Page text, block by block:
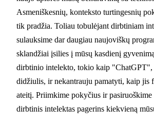
Asmeniškesnių, konteksto turtingesnių
tik pradžia. Toliau tobulėjant dirbtiniam
sulauksime dar daugiau naujoviškų
sklandžiai įsilies į mūsų kasdienį
dirbtinio intelekto, tokio kaip "ChatGPT",
didžiulis, ir nekantrauju pamatyti, kaip jis
ateitį. Priimkime pokyčius ir
dirbtinis intelektas pagerins kiekvieną